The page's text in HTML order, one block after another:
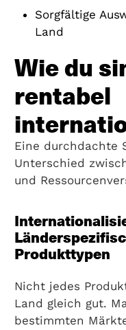
Sorgfältige
Land
Wie du
rentabel
Eine durchdachte
Unterschied
und
Produkttypen
Nicht jedes
Land gleich gut.
bestimmten